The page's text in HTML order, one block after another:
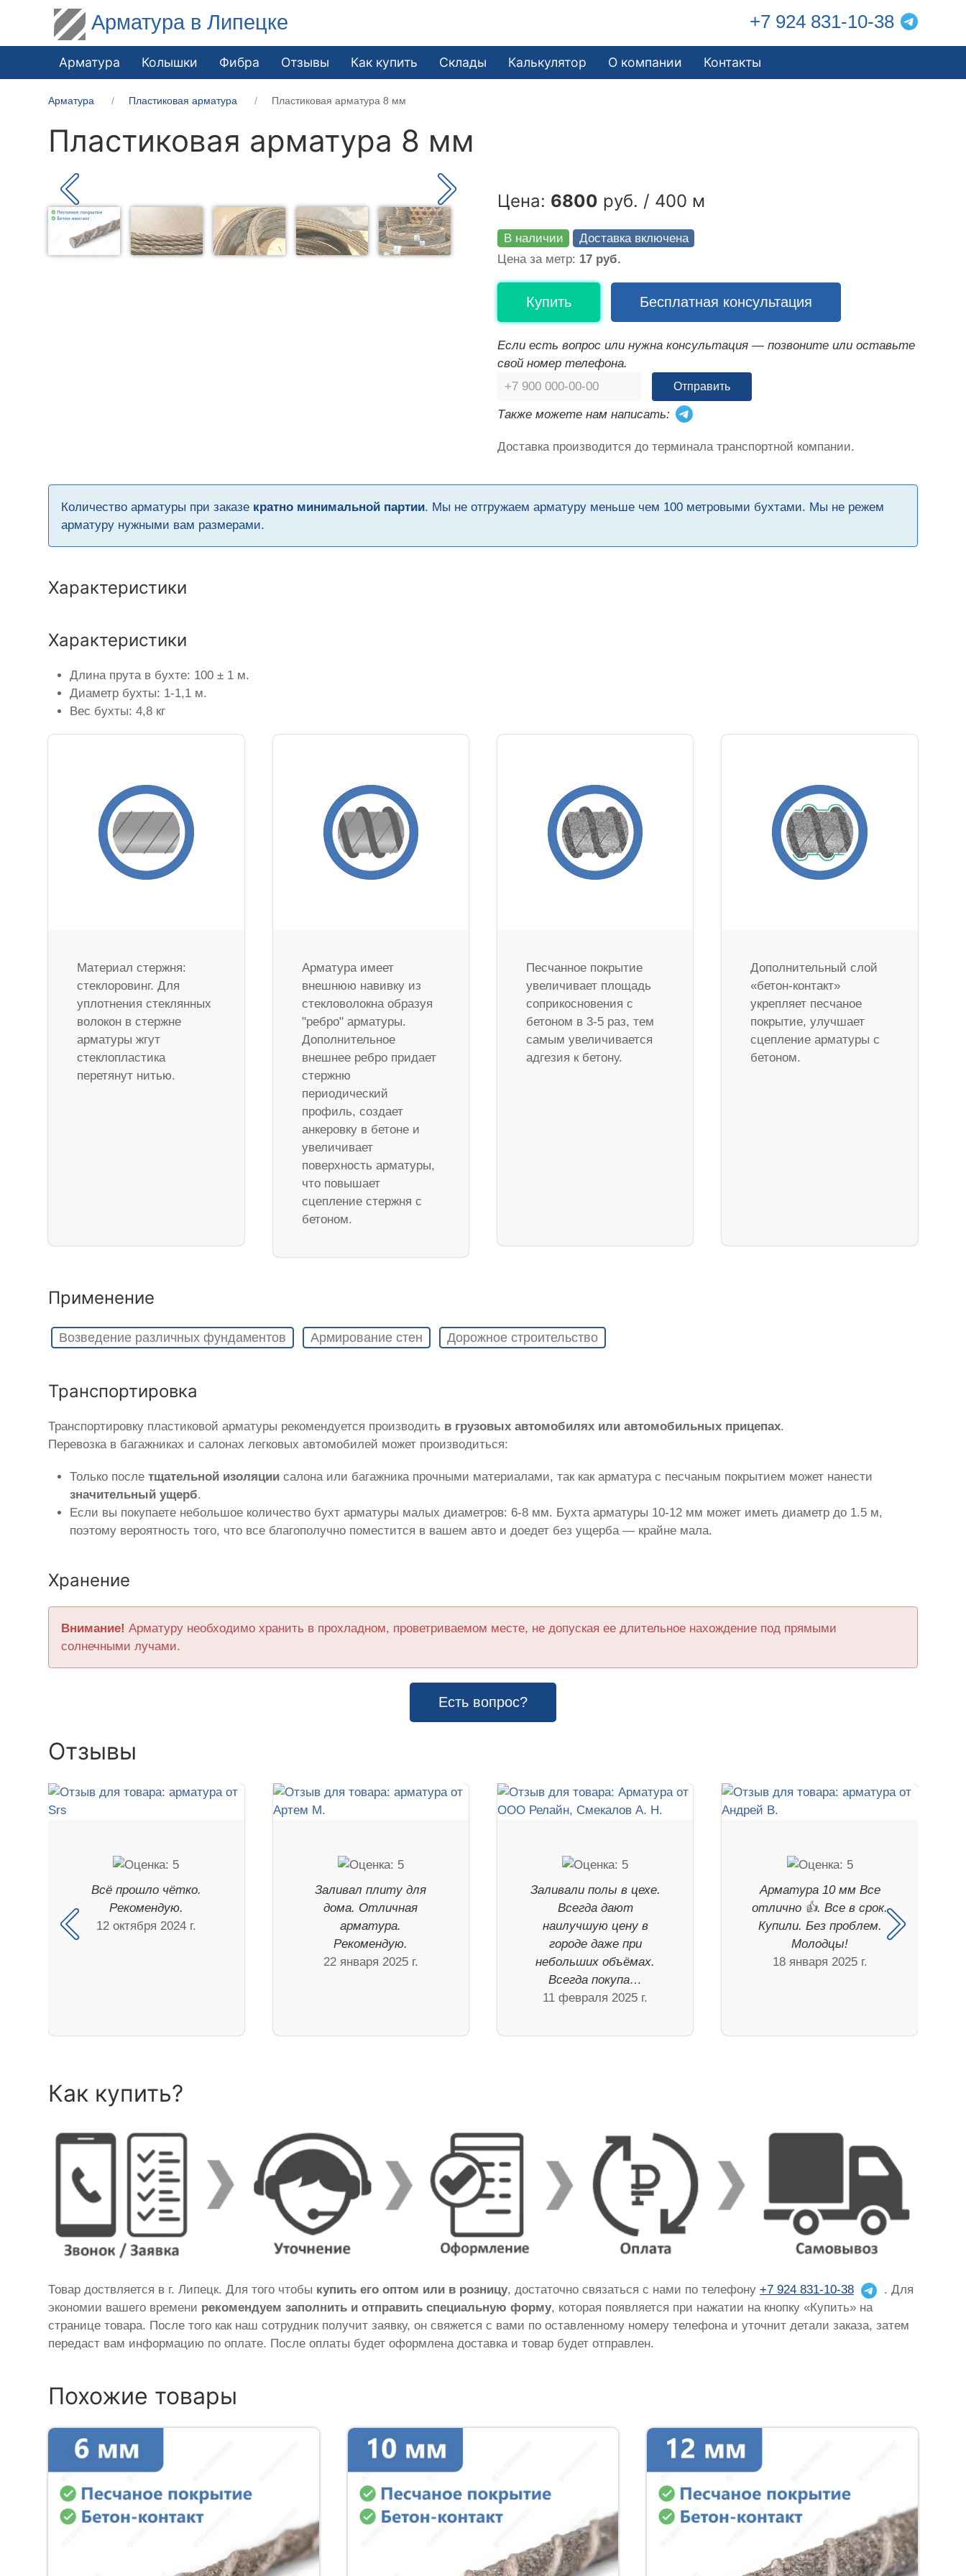
Арматура в Липецке +7 924 831-10-38
Арматура Колышки Фибра Отзывы Как купить Склады Калькулятор О компании Контакты
Арматура Пластиковая арматура Пластиковая арматура 8 мм
Пластиковая арматура 8 мм
Цена: 6800 руб. / 400 м
В наличии
Доставка включена
Цена за метр: 17 руб.
Купить Бесплатная консультация
Если есть вопрос или нужна консультация — позвоните или оставьте
свой номер телефона.
Отправить
Также можете нам написать:
Доставка производится до терминала транспортной компании.
Количество арматуры при заказе кратно минимальной партии. Мы не отгружаем арматуру меньше чем 100 метровыми бухтами. Мы не режем
арматуру нужными вам размерами.
Характеристики
Характеристики
Длина прута в бухте: 100 ± 1 м.
Диаметр бухты: 1-1,1 м.
Вес бухты: 4,8 кг
Материал стержня:
стеклоровинг. Для
уплотнения стеклянных
волокон в стержне
арматуры жгут
стеклопластика
перетянут нитью.
Арматура имеет
внешнюю навивку из
стекловолокна образуя
"ребро" арматуры.
Дополнительное
внешнее ребро придает
стержню
периодический
профиль, создает
анкеровку в бетоне и
увеличивает
поверхность арматуры,
что повышает
сцепление стержня с
бетоном.
Песчанное покрытие
увеличивает площадь
соприкосновения с
бетоном в 3-5 раз, тем
самым увеличивается
адгезия к бетону.
Дополнительный слой
«бетон-контакт»
укрепляет песчаное
покрытие, улучшает
сцепление арматуры с
бетоном.
Применение
Возведение различных фундаментов Армирование стен Дорожное строительство
Транспортировка
Транспортировку пластиковой арматуры рекомендуется производить в грузовых автомобилях или автомобильных прицепах.
Перевозка в багажниках и салонах легковых автомобилей может производиться:
Только послетщательной изоляции салона или багажника прочными материалами, так как арматура с песчаным покрытием может нанести
значительный ущерб.
Если вы покупаете небольшое количество бухт арматуры малых диаметров: 6-8 мм. Бухта арматуры 10-12 мм может иметь диаметр до 1.5 м,
поэтому вероятность того, что все благополучно поместится в вашем авто и доедет без ущерба — крайне мала.
Хранение
Внимание! Арматуру необходимо хранить в прохладном, проветриваемом месте, не допуская ее длительное нахождение под прямыми
солнечными лучами.
Есть вопрос?
Отзывы
Всё прошло чётко.
Рекомендую.
12 октября 2024 г.
Заливал плиту для
дома. Отличная
арматура.
Рекомендую.
22 января 2025 г.
Заливали полы в цехе.
Всегда дают
наилучшую цену в
городе даже при
небольших объёмах.
Всегда покупа…
11 февраля 2025 г.
Арматура 10 мм Все
отлично 👍. Все в срок.
Купили. Без проблем.
Молодцы!
18 января 2025 г.
Как купить?
Товар доствляется в г. Липецк. Для того чтобы купить его оптом или в розницу, достаточно связаться с нами по телефону+7 924 831-10-38
. Для
экономии вашего времени рекомендуем заполнить и отправить специальную форму, которая появляется при нажатии на кнопку «Купить» на
странице товара. После того как наш сотрудник получит заявку, он свяжется с вами по оставленному номеру телефона и уточнит детали заказа, затем
передаст вам информацию по оплате. После оплаты будет оформлена доставка и товар будет отправлен.
Похожие товары